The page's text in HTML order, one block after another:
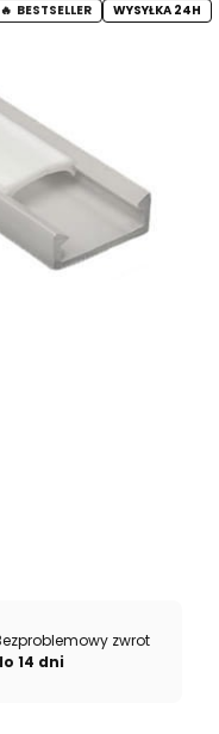
zwrot
14 dni
BESTSELLER WYSYŁKA 24H